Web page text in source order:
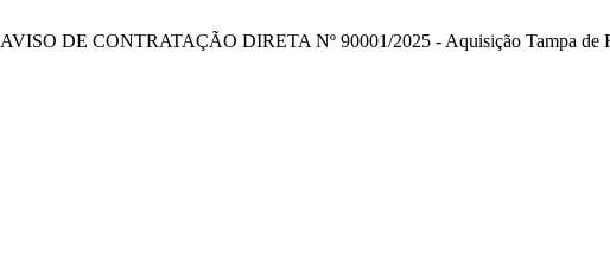
AVISO DE CONTRATAÇÃO DIRETA Nº 90001/2025 - Aquisição Tampa de